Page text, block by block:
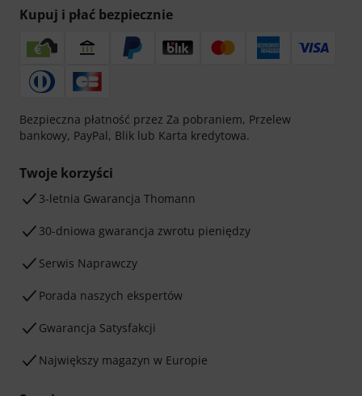
Kupuj i płać bezpiecznie
Bezpieczna płatność przez Za pobraniem, Przelew
bankowy, PayPal, Blik lub Karta kredytowa.
Twoje korzyści
3-letnia Gwarancja Thomann
30-dniowa gwarancja zwrotu pieniędzy
Serwis Naprawczy
Porada naszych ekspertów
Gwarancja Satysfakcji
Największy magazyn w Europie